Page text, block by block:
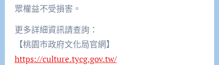
眾權益不受損害。
更多詳細資訊請查詢：
【桃園市政府文化局官網】
https://culture.tycg.gov.tw/